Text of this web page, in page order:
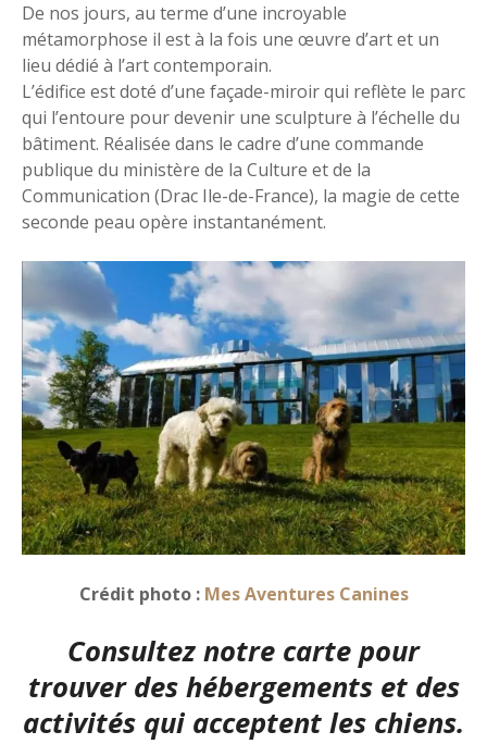
De nos jours, au terme d’une incroyable
métamorphose il est à la fois une œuvre d’art et un
lieu dédié à l’art contemporain.
L’édifice est doté d’une façade-miroir qui reflète le parc
qui l’entoure pour devenir une sculpture à l’échelle du
bâtiment. Réalisée dans le cadre d’une commande
publique du ministère de la Culture et de la
Communication (Drac Ile-de-France), la magie de cette
seconde peau opère instantanément.
Crédit photo : Mes Aventures Canines
Consultez notre carte pour
trouver des hébergements et des
activités qui acceptent les chiens.